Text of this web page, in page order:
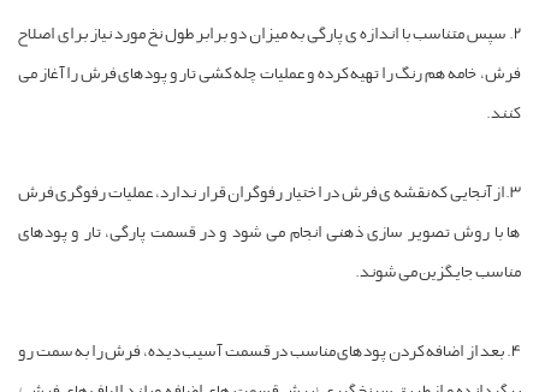
2. سپس متناسب با اندازه ی پارگی به میزان دو برابر طول نخ مورد نیاز برای اصلاح
خامه هم رنگ را تهیه کرده و عملیات چله کشی تار و پودهای فرش را آغاز می
3.از آنجایی که نقشه ی فرش در اختیار رفوگران قرار ندارد، عملیات رفوگری فرش
با روش تصویر سازی ذهنی انجام می شود و در قسمت پارگی، تار و پودهای
جایگزین می شوند.
4. بعد از اضافه کردن پودهای مناسب در قسمت آسیب دیده، فرش را به سمت رو